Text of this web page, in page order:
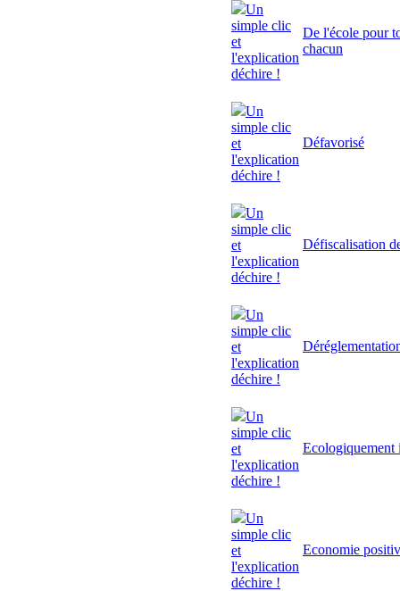
Un
simple clic
et
l'explication
déchire !
De l'école pour
chacun
Un
simple clic
et
l'explication
déchire !
Défavorisé
Un
simple clic
et
l'explication
déchire !
Défiscalisation
Un
simple clic
et
l'explication
déchire !
Un
simple clic
et
l'explication
déchire !
Ecologiquement
Un
simple clic
et
l'explication
déchire !
Economie